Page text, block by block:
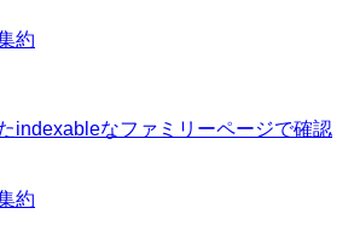
約
indexableなファミリーページで確認
約